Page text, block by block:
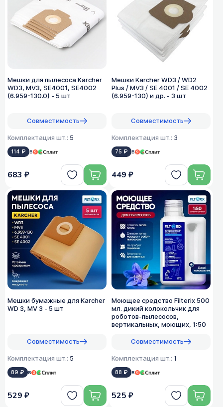
Мешки для пылесоса Karcher
WD3, MV3, SE4001, SE4002
(6.959-130.0) - 5 шт
Совместимость
Комплектация шт.: 5
114 ₽ в
683 ₽
Мешки Karcher WD3 / WD2
Plus / MV3 / SE 4001 / SE 4002
(6.959-130) и др. - 3 шт
Совместимость
Комплектация шт.: 3
75 ₽ в
449 ₽
Мешки бумажные для Karcher
WD 3, MV 3 - 5 шт
Совместимость
Комплектация шт.: 5
89 ₽ в
529 ₽
Моющее средство Filterix 500
мл. дикий колокольчик для
роботов-пылесосов,
вертикальных, моющих, 1:50
Совместимость
Комплектация шт.: 1
88 ₽ в
525 ₽